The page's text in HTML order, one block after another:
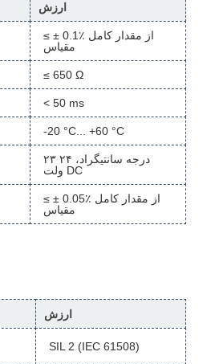
ارزش
≤ ± 0.1٪ از مقدار کامل
مقیاس
≤ 650 Ω
< 50 ms
-20 °C... +60 °C
۲۳ درجه سانتیگراد، ۲۴
ولت DC
≤ ± 0.05٪ از مقدار کامل
مقیاس
ارزش
SIL 2 (IEC 61508)